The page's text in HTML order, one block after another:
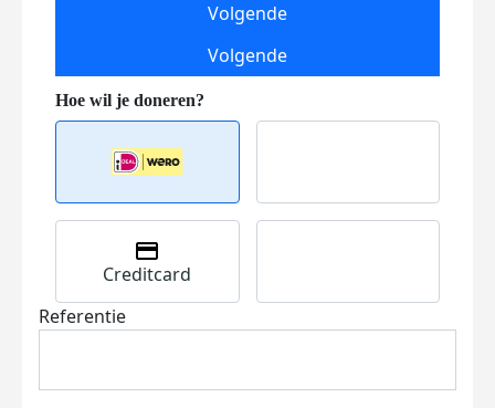
Volgende
Volgende
Creditcard
Referentie